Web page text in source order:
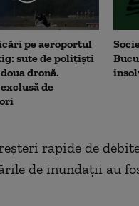
pe aeroportul
sute de polițiști
dronă.
de
rapide de
de inundaţii au